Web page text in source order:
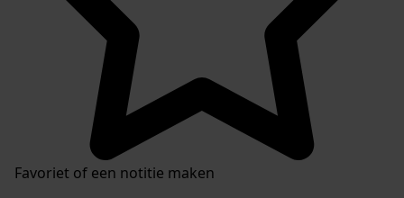
Favoriet of een notitie maken